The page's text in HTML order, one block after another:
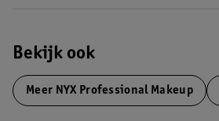
Bekijk ook
Meer NYX Professional Makeup